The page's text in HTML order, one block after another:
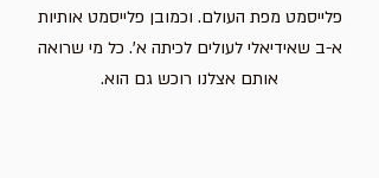
פלייסמט מפת העולם. וכמובן פלייסמט אותיות
א-ב שאידיאלי לעולים לכיתה א'. כל מי שרואה
אותם אצלנו רוכש גם הוא.